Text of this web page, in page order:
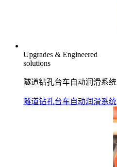
Upgrades & Engineered
solutions
隧道钻孔台车自动润滑系统
隧道钻孔台车自动润滑系统